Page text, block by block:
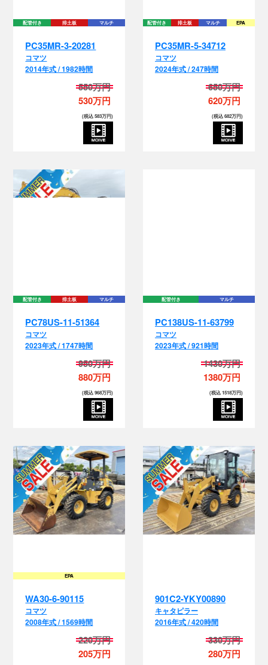
配管付き 排土板 マルチ
PC35MR-3-20281
コマツ
2014年式 / 1982時間
550万円
530万円
(税込 583万円)
配管付き 排土板 マルチ EPA
PC35MR-5-34712
コマツ
2024年式 / 247時間
650万円
620万円
(税込 682万円)
配管付き 排土板 マルチ
PC78US-11-51364
コマツ
2023年式 / 1747時間
950万円
880万円
(税込 968万円)
配管付き マルチ
PC138US-11-63799
コマツ
2023年式 / 921時間
1430万円
1380万円
(税込 1518万円)
EPA
WA30-6-90115
コマツ
2008年式 / 1569時間
220万円
205万円
901C2-YKY00890
キャタピラー
2016年式 / 420時間
330万円
280万円